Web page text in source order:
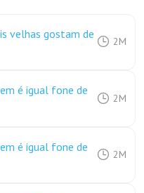
velhas gostam de
2M
é igual fone de
2M
é igual fone de
2M